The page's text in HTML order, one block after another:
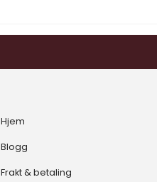
Hjem
Blogg
Frakt & betaling